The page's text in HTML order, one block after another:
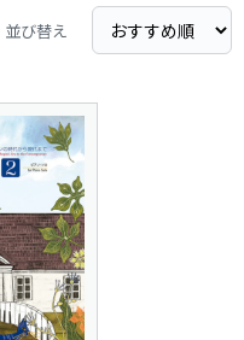
並び替え